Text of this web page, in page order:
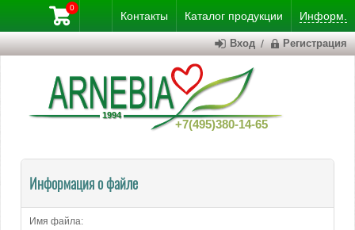
Контакты Каталог продукции Информ.
+7(495)380-14-65
0
Вход / Регистрация
Информация о файле
Имя файла: